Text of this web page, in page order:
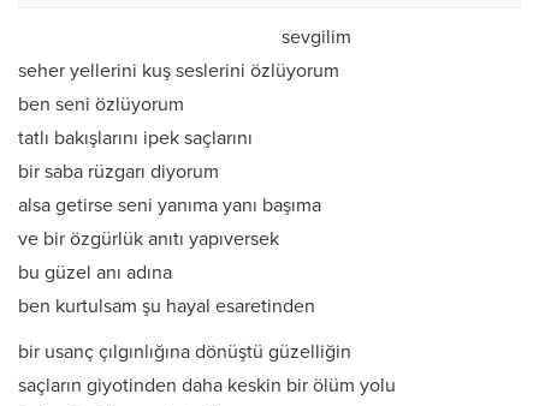
sevgilim
seher yellerini kuş seslerini özlüyorum
ben seni özlüyorum
tatlı bakışlarını ipek saçlarını
bir saba rüzgarı diyorum
alsa getirse seni yanıma yanı başıma
ve bir özgürlük anıtı yapıversek
bu güzel anı adına
ben kurtulsam şu hayal esaretinden
bir usanç çılgınlığına dönüştü güzelliğin
saçların giyotinden daha keskin bir ölüm yolu